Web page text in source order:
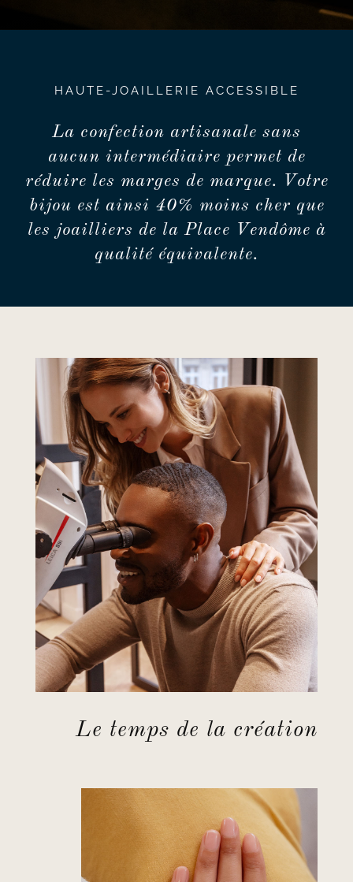
HAUTE-JOAILLERIE ACCESSIBLE
La confection artisanale sans
aucun intermédiaire permet de
réduire les marges de marque. Votre
bijou est ainsi 40% moins cher que
les joailliers de la Place Vendôme à
qualité équivalente.
Le temps de la création